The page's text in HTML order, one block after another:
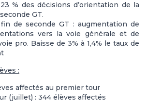
% des décisions d’orientation de la
GT.
de seconde GT : augmentation de
vers la voie générale et de
pro. Baisse de 3% à 1,4% le taux de
:
affectés au premier tour
(juillet) : 344 élèves affectés